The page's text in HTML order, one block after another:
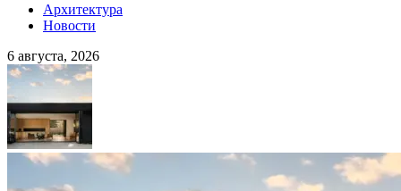
Архитектура
Новости
6 августа, 2026